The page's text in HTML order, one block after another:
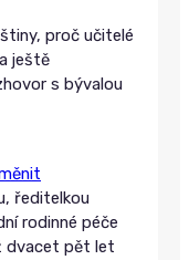
proč učitelé
ještě
s bývalou
ředitelkou
rodinné péče
dvacet pět let